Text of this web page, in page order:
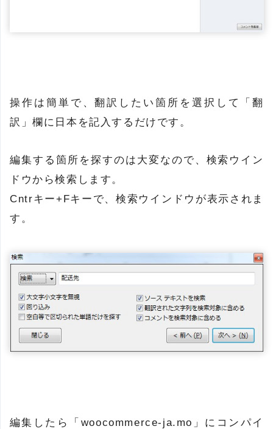
操作は簡単で、翻訳したい箇所を選択して「翻
訳」欄に日本を記入するだけです。
編集する箇所を探すのは大変なので、検索ウイン
ドウから検索します。
Cntrキー+Fキーで、検索ウインドウが表示されま
す。
編集したら「woocommerce-ja.mo」にコンパイ